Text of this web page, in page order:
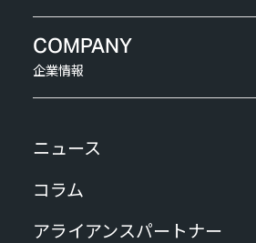
COMPANY
企業情報
ニュース
コラム
アライアンスパートナー